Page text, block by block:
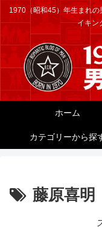
1970（昭和45）年生まれ
イキン
ホーム
カテゴリーから探
藤原喜明